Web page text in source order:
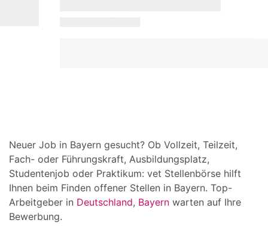
Neuer Job in Bayern gesucht? Ob Vollzeit, Teilzeit,
Fach- oder Führungskraft, Ausbildungsplatz,
Studentenjob oder Praktikum: vet Stellenbörse hilft
Ihnen beim Finden offener Stellen in Bayern. Top-
Arbeitgeber in Deutschland, Bayern warten auf Ihre
Bewerbung.